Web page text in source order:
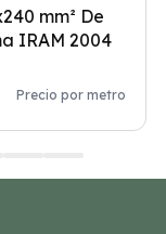
mm² De
IRAM 2004
Precio por metro